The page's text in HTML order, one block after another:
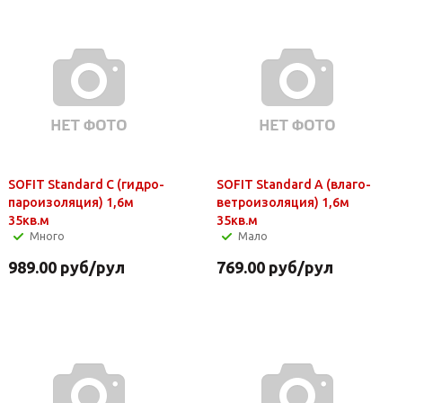
SOFIT Standard С (гидро-
пароизоляция) 1,6м
35кв.м
Много
989.00 руб/рул
SOFIT Standard А (влаго-
ветроизоляция) 1,6м
35кв.м
Мало
769.00руб/рул